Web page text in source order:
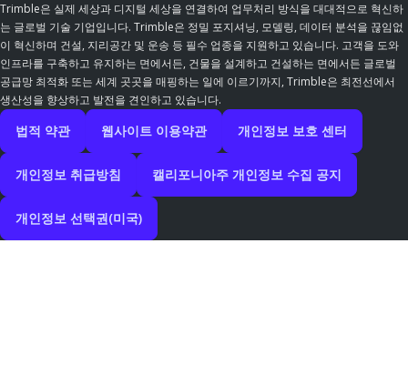
Trimble은 실제 세상과 디지털 세상을 연결하여 업무처리 방식을 대대적으로 혁신하
는 글로벌 기술 기업입니다. Trimble은 정밀 포지셔닝, 모델링, 데이터 분석을 끊임없
이 혁신하며 건설, 지리공간 및 운송 등 필수 업종을 지원하고 있습니다. 고객을 도와
인프라를 구축하고 유지하는 면에서든, 건물을 설계하고 건설하는 면에서든 글로벌
공급망 최적화 또는 세계 곳곳을 매핑하는 일에 이르기까지, Trimble은 최전선에서
생산성을 향상하고 발전을 견인하고 있습니다.
법적 약관 웹사이트 이용약관 개인정보 보호 센터
개인정보 취급방침 캘리포니아주 개인정보 수집 공지
개인정보 선택권(미국)